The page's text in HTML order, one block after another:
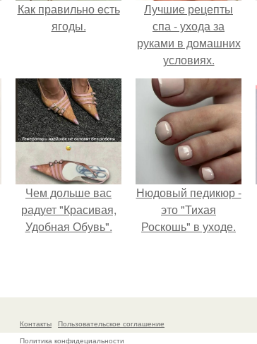
Как правильно eсть
ягоды.
Лучшие рецепты
спа - ухода за
руками в домашних
условиях.
Чем дольше вас
радует "Красивая,
Удобная Обувь".
Нюдовый педикюр -
это "Тихая
Роскошь" в уходе.
Контакты
Пользовательское соглашение
Политика конфидециальности